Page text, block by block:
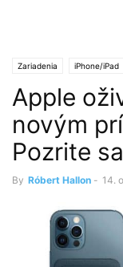
Zariadenia iPhone/iPad
Apple
novým
Pozrite
By Róbert Hallon - 14.